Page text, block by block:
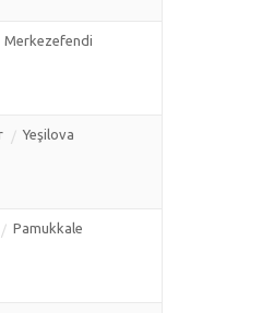
Merkezefendi
Yeşilova
Pamukkale